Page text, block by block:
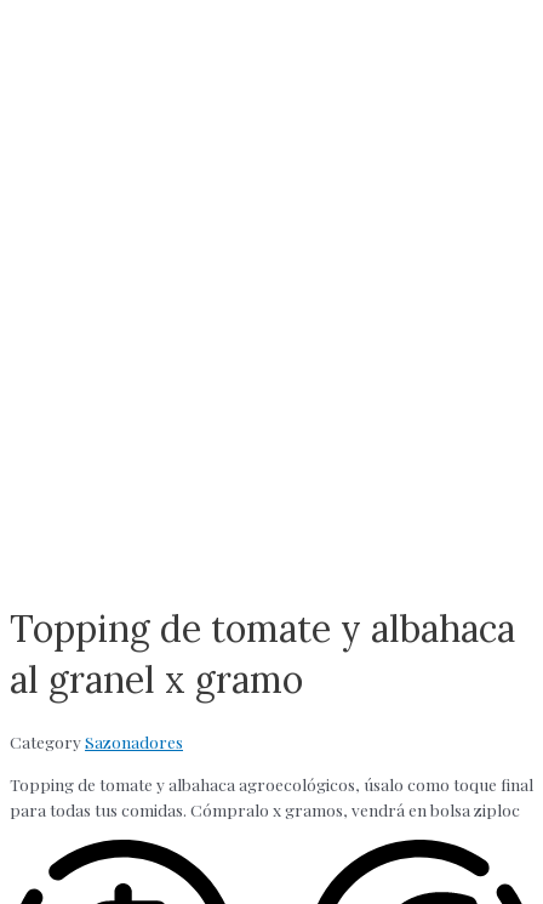
Topping de tomate y albahaca
al granel x gramo
CategorySazonadores
Topping de tomate y albahaca agroecológicos, úsalo como toque final
para todas tus comidas. Cómpralo x gramos, vendrá en bolsa ziploc